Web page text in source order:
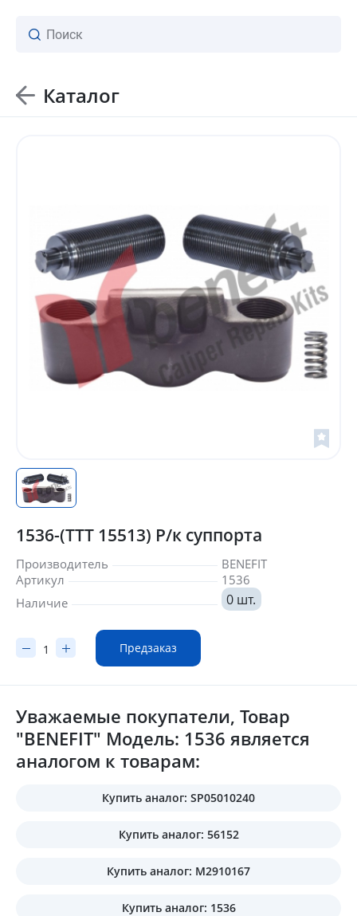
Каталог
1536-(TTT 15513) Р/к суппорта
Производитель
BENEFIT
Артикул
1536
Наличие
0 шт.
Предзаказ
Уважаемые покупатели, Товар
"BENEFIT" Модель: 1536 является
аналогом к товарам:
Купить аналог: SP05010240
Купить аналог: 56152
Купить аналог: M2910167
Купить аналог: 1536